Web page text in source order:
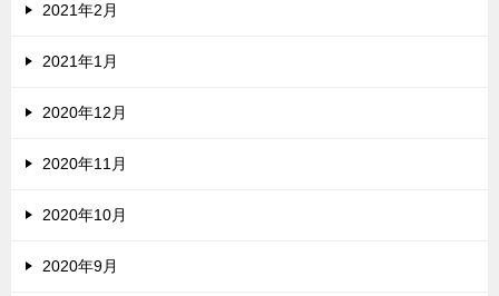
2021年2月
2021年1月
2020年12月
2020年11月
2020年10月
2020年9月